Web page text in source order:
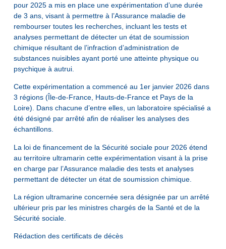
pour 2025 a mis en place une expérimentation d’une durée
de 3 ans, visant à permettre à l’Assurance maladie de
rembourser toutes les recherches, incluant les tests et
analyses permettant de détecter un état de soumission
chimique résultant de l’infraction d’administration de
substances nuisibles ayant porté une atteinte physique ou
psychique à autrui.
Cette expérimentation a commencé au 1er janvier 2026 dans
3 régions (Île-de-France, Hauts-de-France et Pays de la
Loire). Dans chacune d’entre elles, un laboratoire spécialisé a
été désigné par arrêté afin de réaliser les analyses des
échantillons.
La loi de financement de la Sécurité sociale pour 2026 étend
au territoire ultramarin cette expérimentation visant à la prise
en charge par l’Assurance maladie des tests et analyses
permettant de détecter un état de soumission chimique.
La région ultramarine concernée sera désignée par un arrêté
ultérieur pris par les ministres chargés de la Santé et de la
Sécurité sociale.
Rédaction des certificats de décès